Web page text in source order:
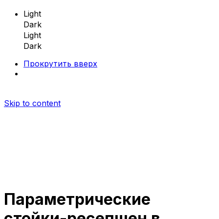
Light
Dark
Light
Dark
Прокрутить вверх
Skip to content
Параметрическая мебель
Параметрические скамейки
Параметрические